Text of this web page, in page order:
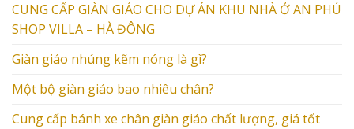
CUNG CẤP GIÀN GIÁO CHO DỰ ÁN KHU NHÀ Ở AN PHÚ
SHOP VILLA – HÀ ĐÔNG
Giàn giáo nhúng kẽm nóng là gì?
Một bộ giàn giáo bao nhiêu chân?
Cung cấp bánh xe chân giàn giáo chất lượng, giá tốt